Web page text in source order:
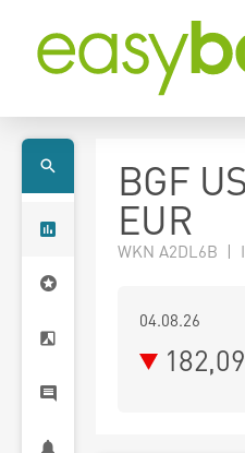
BGF
EUR
WKN A2DL6B |
04.08.26